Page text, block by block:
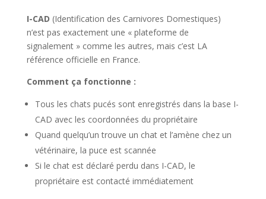
I-CAD (Identification des Carnivores Domestiques)
n’est pas exactement une « plateforme de
signalement » comme les autres, mais c’est LA
référence officielle en France.
Comment ça fonctionne :
Tous les chats pucés sont enregistrés dans la base I-
CAD avec les coordonnées du propriétaire
Quand quelqu’un trouve un chat et l’amène chez un
vétérinaire, la puce est scannée
Si le chat est déclaré perdu dans I-CAD, le
propriétaire est contacté immédiatement